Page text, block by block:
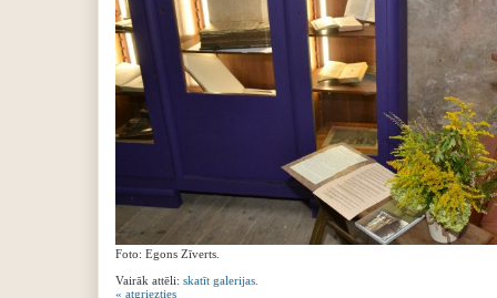
‍Foto: Egons Zīverts.
‍Vairāk attēli: skatīt galerijas.
« atgriezties